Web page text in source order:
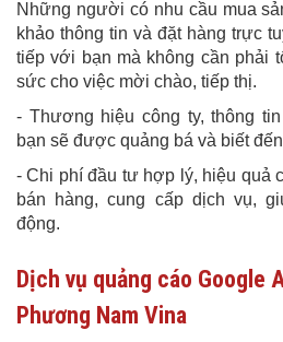
Những người có nhu cầu mua
khảo thông tin và đặt hàng trực
tiếp với bạn mà không cần phải
sức cho việc mời chào, tiếp thị.
- Thương hiệu công ty, thông
bạn sẽ được quảng bá và biết
-Chi phí đầu tư hợp lý, hiệu quả
bán hàng, cung cấp dịch vụ,
động.
Dịch vụ quảng cáo Google
Phương Nam Vina